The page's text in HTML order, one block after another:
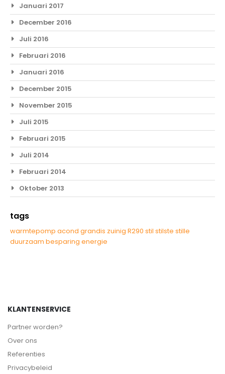
Januari 2017
December 2016
Juli 2016
Februari 2016
Januari 2016
December 2015
November 2015
Juli 2015
Februari 2015
Juli 2014
Februari 2014
Oktober 2013
tags
warmtepomp acond grandis zuinig R290 stil stilste stille
duurzaam besparing energie
KLANTENSERVICE
Partner worden?
Over ons
Referenties
Privacybeleid